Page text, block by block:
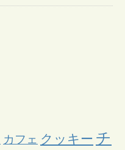
カフェ クッキー チ